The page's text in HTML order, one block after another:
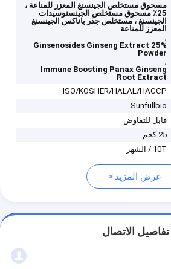
مسحوق مستخلص الجينسنغ المعزز للمناعة ،
25٪ مسحوق مستخلص الجينسنوسيدات
الجينسنغ ، مستخلص جذر باناكس الجينسنغ
المعزز للمناعة
,
25% Ginsenosides Ginseng Extract
Powder
,
Immune Boosting Panax Ginseng
Root Extract
ISO/KOSHER/HALAL/HACCP
Sunfullbio
قابل للتفاوض
25 كجم
10T / الشهر
عرض المزيد
تفاصيل الاتصال